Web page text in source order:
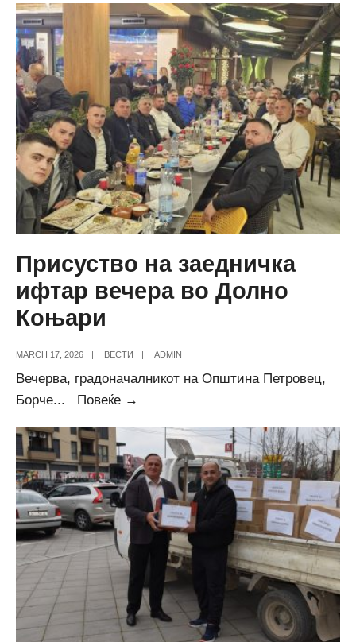
Бајрам
Присуство на заедничка
ифтар вечера во Долно
Коњари
MARCH 17, 2026 | ВЕСТИ | ADMIN
Вечерва, градоначалникот на Општина Петровец,
Борче... Повеќе →
заедничка
ифтар
вечера
во
Долно
Коњари